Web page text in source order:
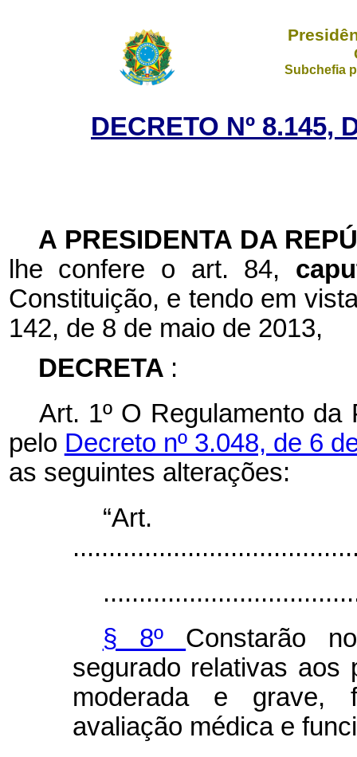
Subchefia
DECRETO Nº 8.145,
A PRESIDENTA DA
lhe confere o art. 84,
Constituição, e tendo em
142, de 8 de maio de 2013,
DECRETA :
Art. 1º O Regulamento
pelo Decreto nº 3.048, de 6
as seguintes alterações:
§ 8º Constarão
segurado relativas aos
moderada e grave,
avaliação médica e